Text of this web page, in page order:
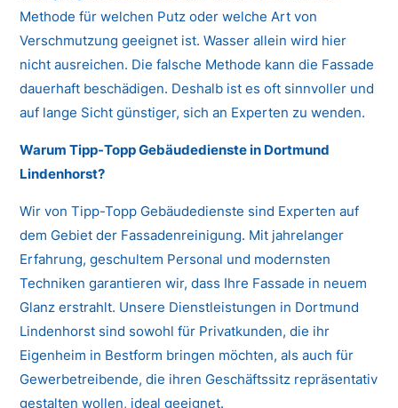
Methode für welchen Putz oder welche Art von
Verschmutzung geeignet ist. Wasser allein wird hier
nicht ausreichen. Die falsche Methode kann die Fassade
dauerhaft beschädigen. Deshalb ist es oft sinnvoller und
auf lange Sicht günstiger, sich an Experten zu wenden.
Warum Tipp-Topp Gebäudedienste in Dortmund
Lindenhorst?
Wir von Tipp-Topp Gebäudedienste sind Experten auf
dem Gebiet der Fassadenreinigung. Mit jahrelanger
Erfahrung, geschultem Personal und modernsten
Techniken garantieren wir, dass Ihre Fassade in neuem
Glanz erstrahlt. Unsere Dienstleistungen in Dortmund
Lindenhorst sind sowohl für Privatkunden, die ihr
Eigenheim in Bestform bringen möchten, als auch für
Gewerbetreibende, die ihren Geschäftssitz repräsentativ
gestalten wollen, ideal geeignet.